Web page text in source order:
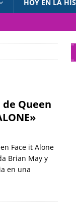
HOY EN LA
Queen
Face it Alone
Brian May y
en una